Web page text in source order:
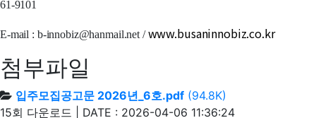
61-9101
E-mail : b-innobiz@hanmail.net /www.busaninnobiz.co.kr
첨부파일
입주모집공고문 2026년_6호.pdf (94.8K)
15회 다운로드 | DATE : 2026-04-06 11:36:24